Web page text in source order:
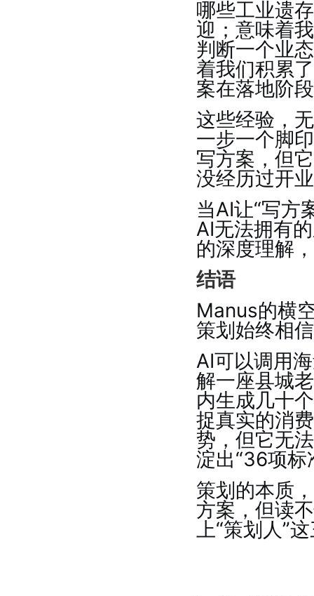
哪些工业遗
迎；意味着
判断一个业
着我们积累
案在落地阶
这些经验，
一步一个脚
写方案，但
没经历过开
当AI让“写方
AI无法拥有
的深度理解
结语
Manus的横
策划始终相
AI可以调用
解一座县城
内生成几十
捉真实的消
势，但它无
淀出“36项标
策划的本质
方案，但读
上“策划人”